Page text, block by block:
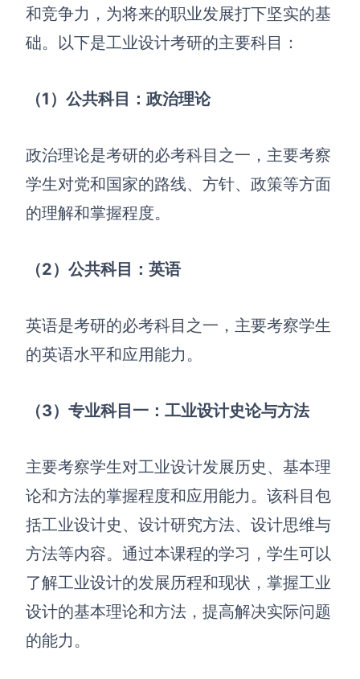
UML图
数据流图
创意与绘图
AI生成流程图
AI生成鱼骨图
AI生成甘特图
AI生成组织结构图
战略与流程设计
AI生成PEST分析
AI生成5Why分析
AI生成平衡计分卡
AI生成时间管理四象限
AI生成胜任力模型
AI生成价值链
和竞争力，为将来的职业发展打下坚实的基
础。以下是工业设计考研的主要科目：
（1）公共科目：政治理论
政治理论是考研的必考科目之一，主要考察
学生对党和国家的路线、方针、政策等方面
的理解和掌握程度。
（2）公共科目：英语
英语是考研的必考科目之一，主要考察学生
的英语水平和应用能力。
（3）专业科目一：工业设计史论与方法
主要考察学生对工业设计发展历史、基本理
论和方法的掌握程度和应用能力。该科目包
括工业设计史、设计研究方法、设计思维与
方法等内容。通过本课程的学习，学生可以
了解工业设计的发展历程和现状，掌握工业
设计的基本理论和方法，提高解决实际问题
的能力。